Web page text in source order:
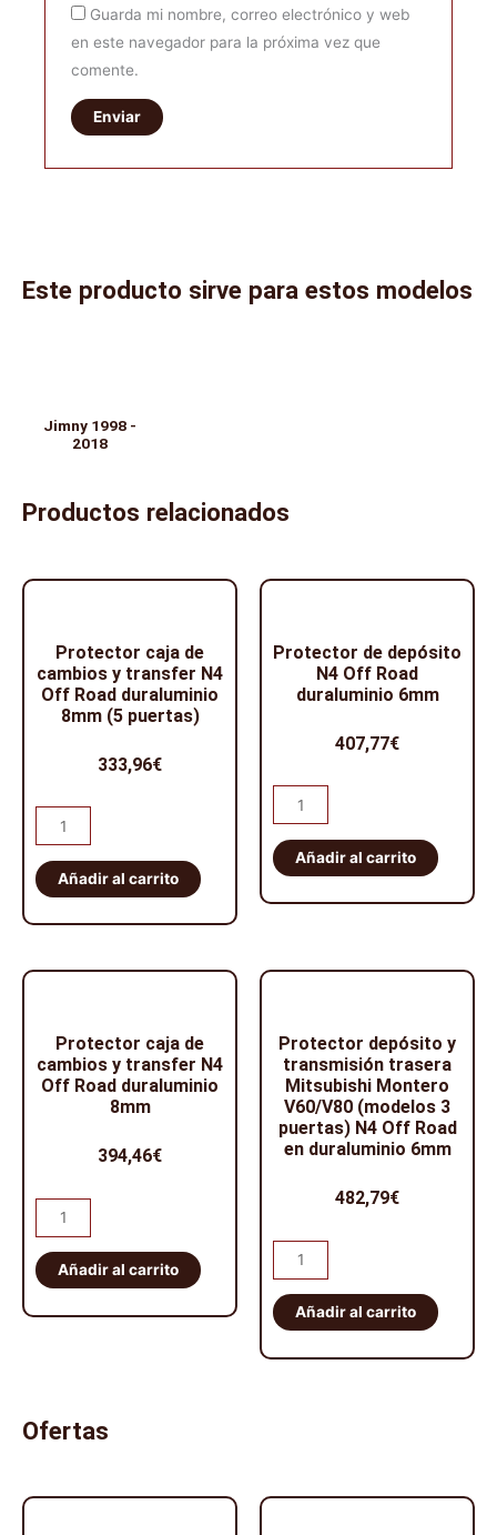
Guarda mi nombre, correo electrónico y web
en este navegador para la próxima vez que
comente.
Este producto sirve para estos modelos
Jimny 1998 -
2018
Productos relacionados
Protector caja de
cambios y transfer N4
Off Road duraluminio
8mm (5 puertas)
333,96€
Protector
caja
de
cambios
y
Road
duraluminio
8mm
Añadir al carrito
Protector de depósito
N4 Off Road
duraluminio 6mm
407,77€
Protector
de
depósito
N4
Off
Añadir al carrito
Protector caja de
cambios y transfer N4
Off Road duraluminio
8mm
394,46€
Protector
caja
de
cambios
y
Road
Añadir al carrito
Protector depósito y
transmisión trasera
Mitsubishi Montero
V60/V80 (modelos 3
puertas) N4 Off Road
en duraluminio 6mm
482,79€
Protector
depósito
y
transmisión
trasera
3
Añadir al carrito
Ofertas